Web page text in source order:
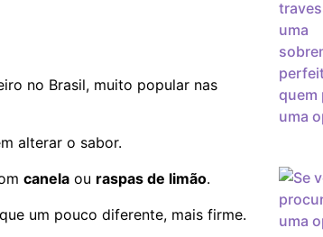
no Brasil, muito popular nas
alterar o sabor.
canela ou raspas de limão.
um pouco diferente, mais firme.